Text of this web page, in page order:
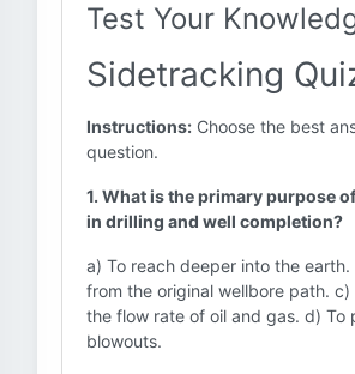
Test Your
Sidetracking
Instructions: Choose the best
question.
1. What is the primary purpose
in drilling and well completion?
a) To reach deeper into the
from the original wellbore path. c)
the flow rate of oil and gas. d) To
blowouts.